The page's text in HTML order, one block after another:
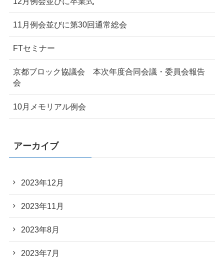
11月例会並びに第30回通常総会
FTセミナー
京都ブロック協議会 本次年度合同会議・委員会報告
会
10月メモリアル例会
アーカイブ
2023年12月
2023年11月
2023年8月
2023年7月